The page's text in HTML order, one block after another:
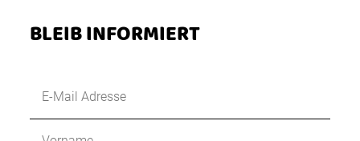
BLEIB INFORMIERT